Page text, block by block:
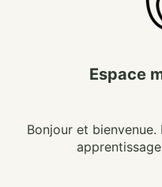
Espace
Bonjour et